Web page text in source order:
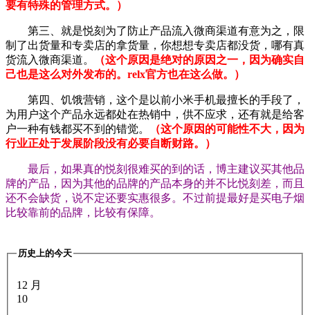
要有特殊的管理方式。）
第三、就是悦刻为了防止产品流入微商渠道有意为之，限
制了出货量和专卖店的拿货量，你想想专卖店都没货，哪有真
货流入微商渠道。
（这个原因是绝对的原因之一，因为确实自
己也是这么对外发布的。relx官方也在这么做。）
第四、饥饿营销，这个是以前小米手机最擅长的手段了，
为用户这个产品永远都处在热销中，供不应求，还有就是给客
户一种有钱都买不到的错觉。
（这个原因的可能性不大，因为
行业正处于发展阶段没有必要自断财路。）
最后，如果真的悦刻很难买的到的话，博主建议买其他品
牌的产品，因为其他的品牌的产品本身的并不比悦刻差，而且
还不会缺货，说不定还要实惠很多。不过前提最好是买电子烟
比较靠前的品牌，比较有保障。
历史上的今天
12 月
10